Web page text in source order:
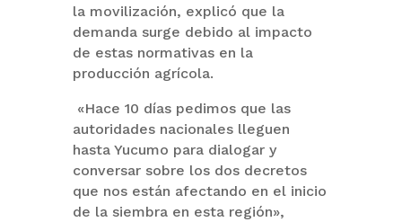
la movilización, explicó que la
demanda surge debido al impacto
de estas normativas en la
producción agrícola.
«Hace 10 días pedimos que las
autoridades nacionales lleguen
hasta Yucumo para dialogar y
conversar sobre los dos decretos
que nos están afectando en el inicio
de la siembra en esta región»,